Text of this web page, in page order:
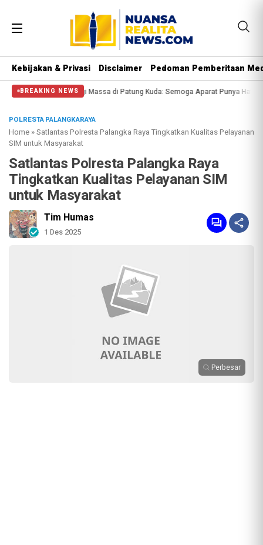
Kebijakan & Privasi Disclaimer Pedoman Pemberitaan
BREAKING NEWS
di Patung Kuda: Semoga Aparat Punya Hati Nurani Massa Reuni 212
POLRESTA PALANGKARAYA
Home »Satlantas Polresta Palangka Raya Tingkatkan Kualitas Pelayanan
SIM untuk Masyarakat
Satlantas Polresta Palangka Raya
Tingkatkan Kualitas Pelayanan SIM
untuk Masyarakat
Tim Humas
1 Des 2025
Perbesar